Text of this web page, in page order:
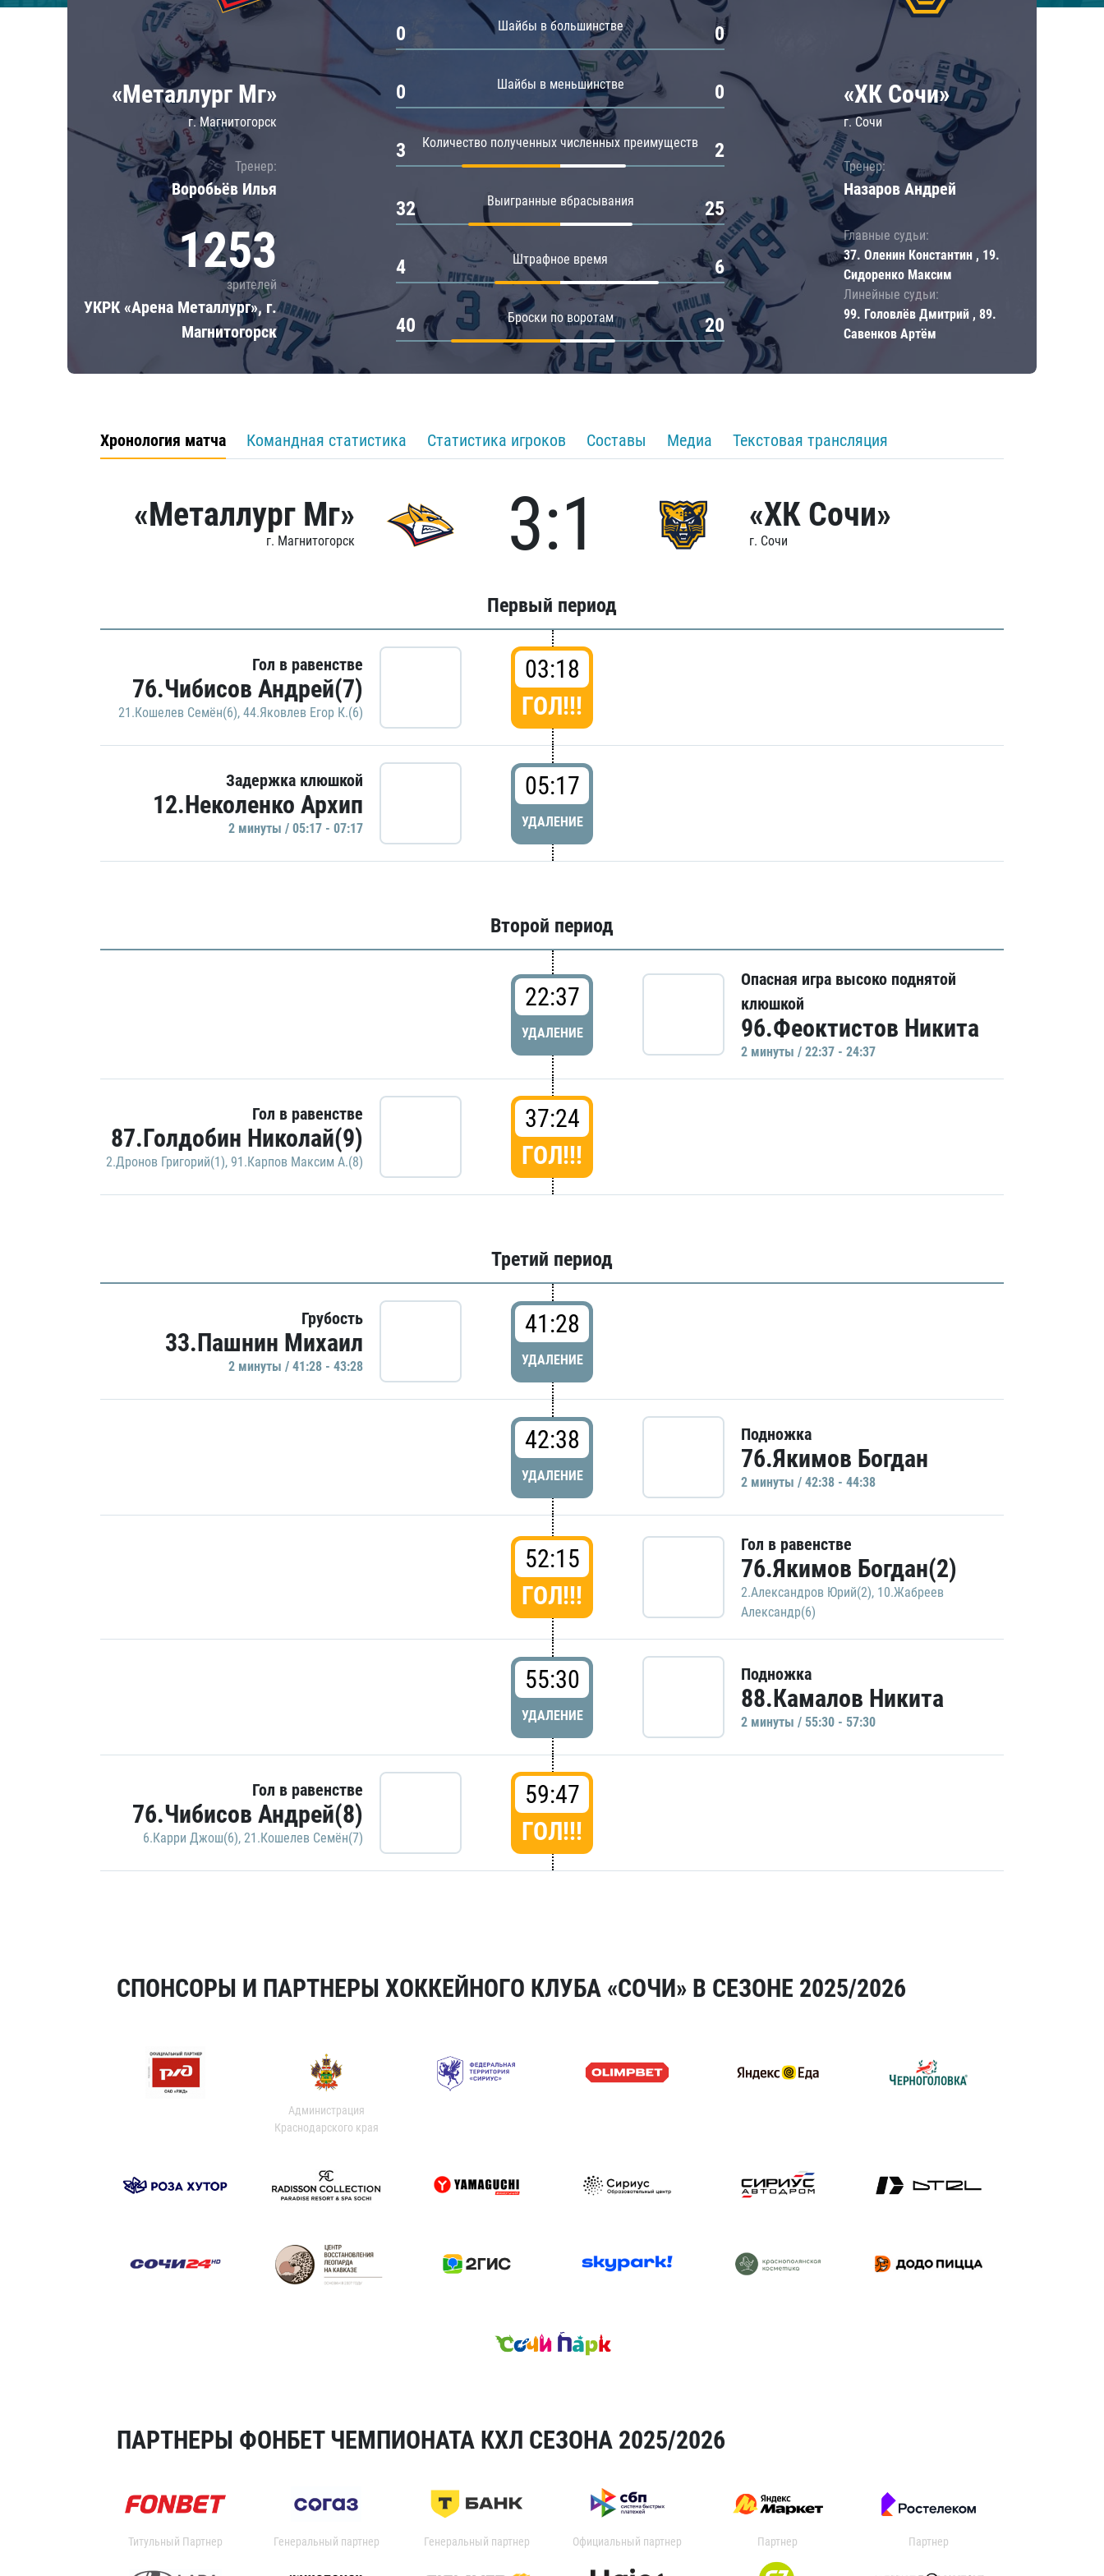
Локомотив
ЦСКА
Шанхайские Драконы
«Металлург Мг»
г. Магнитогорск
Тренер:
Воробьёв Илья
1253
зрителей
УКРК «Арена Металлург», г.
Магнитогорск
Шайбы в большинстве
0 0
Шайбы в меньшинстве
0 0
Количество полученных численных преимуществ
3 2
Выигранные вбрасывания
32 25
Штрафное время
4 6
Броски по воротам
40 20
«ХК Сочи»
г. Сочи
Тренер:
Назаров Андрей
Главные судьи:
37. Оленин Константин , 19.
Сидоренко Максим
Линейные судьи:
99. Головлёв Дмитрий , 89.
Савенков Артём
Хронология матча Командная статистика Статистика игроков Составы Медиа Текстовая трансляция
«Металлург Мг»
г. Магнитогорск 3:1 «ХК Сочи»
г. Сочи
Первый период
Гол в равенстве
76.Чибисов Андрей(7)
21.Кошелев Семён(6), 44.Яковлев Егор К.(6)
03:18
ГОЛ!!!
Задержка клюшкой
12.Неколенко Архип
2 минуты / 05:17 - 07:17
05:17
УДАЛЕНИЕ
Второй период
22:37
УДАЛЕНИЕ
Опасная игра высоко поднятой
клюшкой
96.Феоктистов Никита
2 минуты / 22:37 - 24:37
Гол в равенстве
87.Голдобин Николай(9)
2.Дронов Григорий(1), 91.Карпов Максим А.(8)
37:24
ГОЛ!!!
Третий период
Грубость
33.Пашнин Михаил
2 минуты / 41:28 - 43:28
41:28
УДАЛЕНИЕ
42:38
УДАЛЕНИЕ
Подножка
76.Якимов Богдан
2 минуты / 42:38 - 44:38
52:15
ГОЛ!!!
Гол в равенстве
76.Якимов Богдан(2)
2.Александров Юрий(2), 10.Жабреев
Александр(6)
55:30
УДАЛЕНИЕ
Подножка
88.Камалов Никита
2 минуты / 55:30 - 57:30
Гол в равенстве
76.Чибисов Андрей(8)
6.Карри Джош(6), 21.Кошелев Семён(7)
59:47
ГОЛ!!!
СПОНСОРЫ И ПАРТНЕРЫ ХОККЕЙНОГО КЛУБА «СОЧИ» В СЕЗОНЕ 2025/2026
Администрация
Краснодарского края
ПАРТНЕРЫ ФОНБЕТ ЧЕМПИОНАТА КХЛ СЕЗОНА 2025/2026
Титульный Партнер Генеральный партнер Генеральный партнер Официальный партнер Партнер Партнер